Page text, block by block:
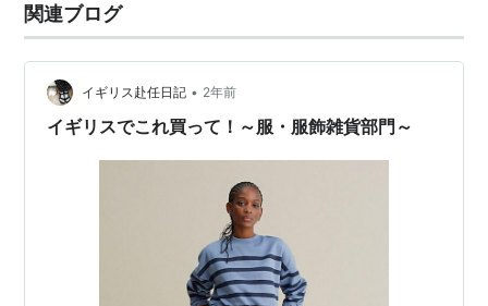
関連ブログ
イギリス赴任日記 • 2年前
イギリスでこれ買って！～服・服飾雑貨部門～